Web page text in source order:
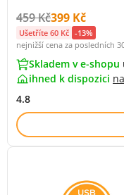
Původní cena s DPH:
459 KčCena s DPH:
399 Kč
Ušetříte 60 Kč -13%
nejnižší cena za posledních
Skladem v e-shopu
ihned k dispozici na
4.8